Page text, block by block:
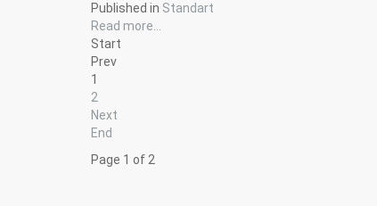
Published in Standart
Read more...
Start
Prev
1
2
Next
End
Page 1 of 2